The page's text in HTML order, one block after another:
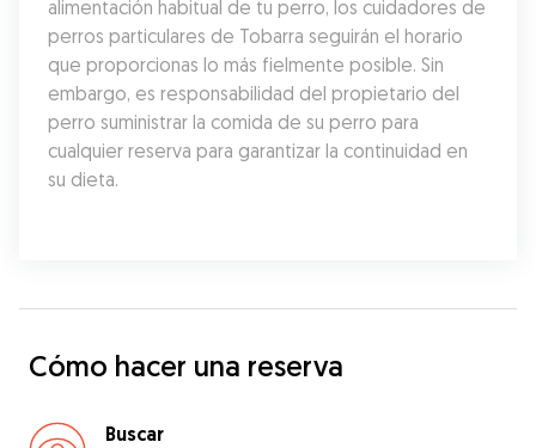
alimentación habitual de tu perro, los cuidadores de
perros particulares de Tobarra seguirán el horario
que proporcionas lo más fielmente posible. Sin
embargo, es responsabilidad del propietario del
perro suministrar la comida de su perro para
cualquier reserva para garantizar la continuidad en
su dieta.
Cómo hacer una reserva
Buscar